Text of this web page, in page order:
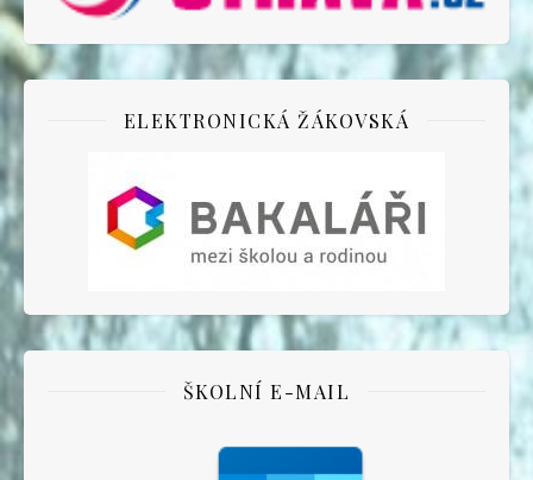
ELEKTRONICKÁ ŽÁKOVSKÁ
ŠKOLNÍ E-MAIL